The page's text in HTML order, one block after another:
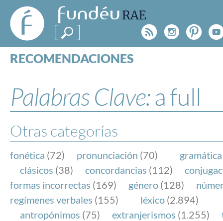
FundéuRAE
- Fundación
del Español
Urgente
Rss
RECOMENDACIONES
ESPECIALES
BLOG
NOTICIAS
SOBRE LA FUNDÉURAE
FundéuRAE es una fundación patrocinada por la
y la Real Academia Española, cuyo objetivo es
el buen uso del español en los medios de
Internet.
Palabras Clave:a full
Otras categorías
fonética (72) pronunciación (70) gramática
clásicos (38) concordancias (112)
formas incorrectas (169) género (128)
regímenes verbales (155) léxico (2.894)
antropónimos (75) extranjerismos (1.255)